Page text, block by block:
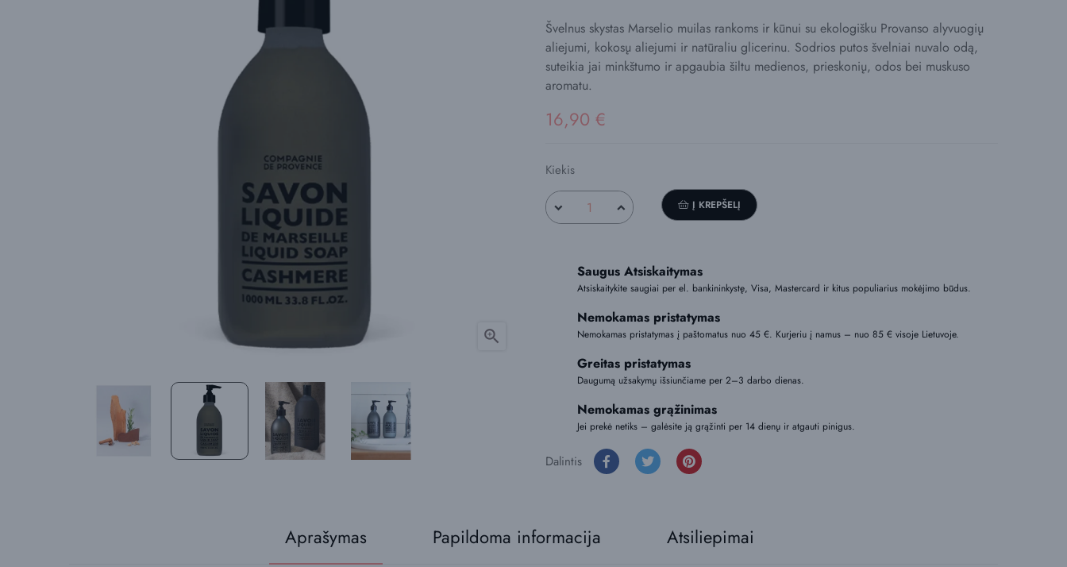

Švelnus skystas Marselio muilas rankoms ir kūnui su ekologišku Provanso alyvuogių
aliejumi, kokosų aliejumi ir natūraliu glicerinu. Sodrios putos švelniai nuvalo odą,
suteikia jai minkštumo ir apgaubia šiltu medienos, prieskonių, odos bei muskuso
aromatu.
16,90 €
Kiekis
Į KREPŠELĮ
Saugus Atsiskaitymas
Atsiskaitykite saugiai per el. bankininkystę, Visa, Mastercard ir kitus populiarius mokėjimo būdus.
Nemokamas pristatymas
Nemokamas pristatymas į paštomatus nuo 45 €. Kurjeriu į namus – nuo 85 € visoje Lietuvoje.
Greitas pristatymas
Daugumą užsakymų išsiunčiame per 2–3 darbo dienas.
Nemokamas grąžinimas
Jei prekė netiks – galėsite ją grąžinti per 14 dienų ir atgauti pinigus.
Dalintis
Aprašymas Papildoma informacija Atsiliepimai